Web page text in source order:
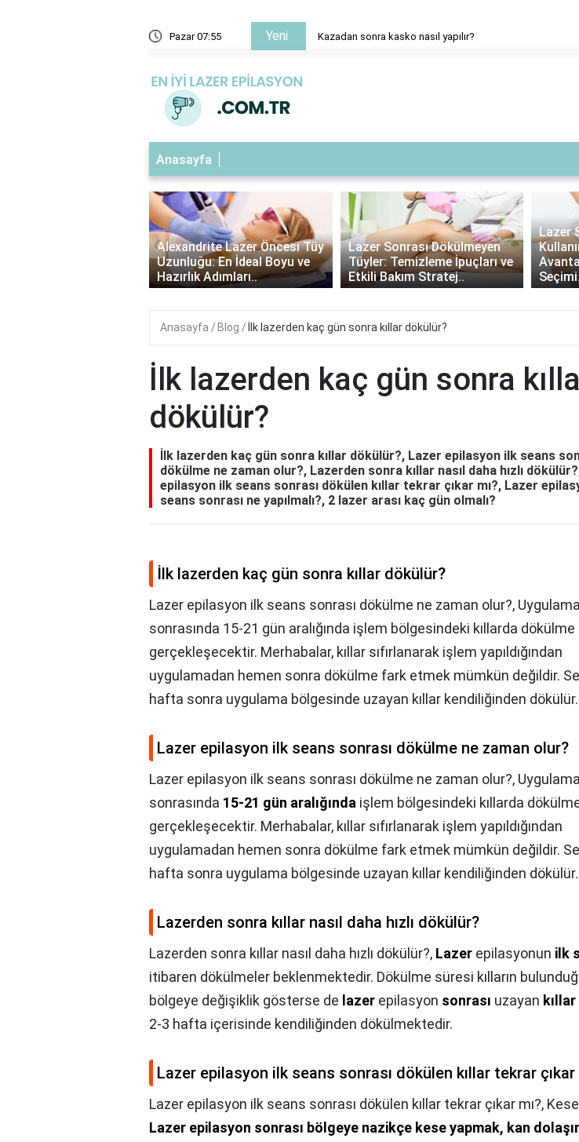
Pazar 07:55 Yeni Kazadan sonra kasko nasıl yapılır?
Anasayfa
Alexandrite Lazer Öncesi Tüy
Uzunluğu: En İdeal Boyu ve
Hazırlık Adımları..
Lazer Sonrası Dökülmeyen
Tüyler: Temizleme İpuçları ve
Etkili Bakım Stratej..
Lazer
‹
Anasayfa Blog İlk lazerden kaç gün sonra kıllar dökülür?
İlk lazerden kaç gün sonra
dökülür?
İlk lazerden kaç gün sonra kıllar dökülür?, Lazer epilasyon ilk seans
dökülme ne zaman olur?, Lazerden sonra kıllar nasıl daha hızlı
epilasyon ilk seans sonrası dökülen kıllar tekrar çıkar mı?, Lazer
seans sonrası ne yapılmalı?, 2 lazer arası kaç gün olmalı?
İlk lazerden kaç gün sonra kıllar dökülür?
Lazer epilasyon ilk seans sonrası dökülme ne zaman olur?, Uygulama
sonrasında 15-21 gün aralığında işlem bölgesindeki kıllarda dökülme
gerçekleşecektir. Merhabalar, kıllar sıfırlanarak işlem yapıldığından
uygulamadan hemen sonra dökülme fark etmek mümkün değildir.
hafta sonra uygulama bölgesinde uzayan kıllar kendiliğinden dökülür.
Lazer epilasyon ilk seans sonrası dökülme ne zaman olur?
Lazer epilasyon ilk seans sonrası dökülme ne zaman olur?, Uygulama
sonrasında 15-21 gün aralığında işlem bölgesindeki kıllarda
gerçekleşecektir. Merhabalar, kıllar sıfırlanarak işlem yapıldığından
uygulamadan hemen sonra dökülme fark etmek mümkün değildir.
hafta sonra uygulama bölgesinde uzayan kıllar kendiliğinden dökülür.
Lazerden sonra kıllar nasıl daha hızlı dökülür?
Lazerden sonra kıllar nasıl daha hızlı dökülür?, Lazer epilasyonun ilk
itibaren dökülmeler beklenmektedir. Dökülme süresi kılların
bölgeye değişiklik gösterse de lazer epilasyon sonrası uzayan kıllar
2-3 hafta içerisinde kendiliğinden dökülmektedir.
Lazer epilasyon ilk seans sonrası dökülen kıllar tekrar çıkar
Lazer epilasyon ilk seans sonrası dökülen kıllar tekrar çıkar mı?,
Lazer epilasyon sonrası bölgeye nazikçe kese yapmak, kan